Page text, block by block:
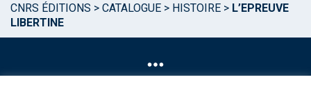
CNRS ÉDITIONS > CATALOGUE > HISTOIRE > L’EPREUVE
LIBERTINE